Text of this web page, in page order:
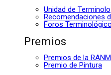
Unidad de
Recomendaciones
Foros
Premios
Premios de la
Premio de Pintura